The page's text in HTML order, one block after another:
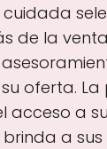
de la
oferta.
a
a